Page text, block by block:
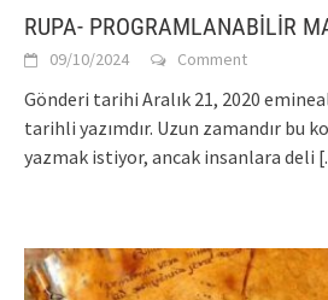
RUPA- PROGRAMLANABİLİR
09/10/2024 Comment
Gönderi tarihi Aralık 21, 2020
tarihli yazımdır. Uzun zamandır bu
yazmak istiyor, ancak insanlara deli